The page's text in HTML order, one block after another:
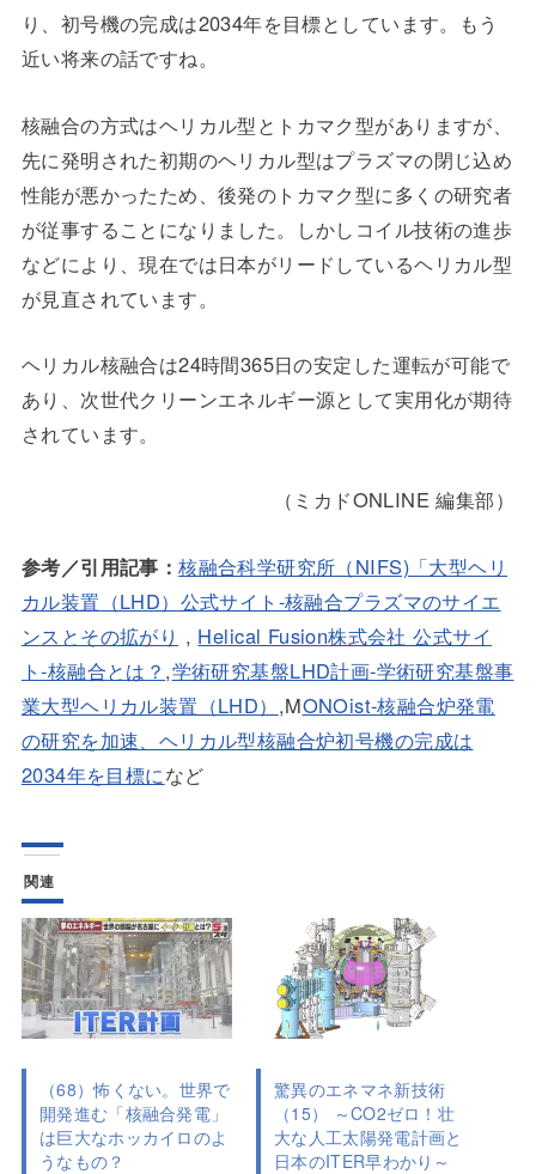
り、初号機の完成は2034年を目標としています。もう
近い将来の話ですね。
核融合の方式はヘリカル型とトカマク型がありますが、
先に発明された初期のヘリカル型はプラズマの閉じ込め
性能が悪かったため、後発のトカマク型に多くの研究者
が従事することになりました。しかしコイル技術の進歩
などにより、現在では日本がリードしているヘリカル型
が見直されています。
ヘリカル核融合は24時間365日の安定した運転が可能で
あり、次世代クリーンエネルギー源として実用化が期待
されています。
（ミカドONLINE 編集部）
参考／引用記事：核融合科学研究所（NIFS)「大型ヘリ
カル装置（LHD）公式サイト-核融合プラズマのサイエ
ンスとその拡がり , Helical Fusion株式会社 公式サイ
ト-核融合とは？ ,学術研究基盤LHD計画-学術研究基盤事
業大型ヘリカル装置（LHD） ,MONOist-核融合炉発電
の研究を加速、ヘリカル型核融合炉初号機の完成は
2034年を目標になど
関連
（68）怖くない。世界で
開発進む「核融合発電」
は巨大なホッカイロのよ
うなもの？
驚異のエネマネ新技術
（15） ～CO2ゼロ！壮
大な人工太陽発電計画と
日本のITER早わかり～